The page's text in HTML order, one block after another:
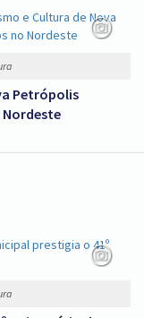
Petrópolis